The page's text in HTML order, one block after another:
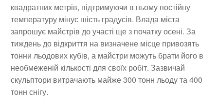
квадратних метрів, підтримуючи в ньому постійну
температуру мінус шість градусів. Влада міста
запрошує майстрів до участі ще з початку осені. За
тиждень до відкриття на визначене місце привозять
тонни льодових кубів, а майстри можуть брати його в
необмеженій кількості для своїх робіт. Зазвичай
скульптори витрачають майже 300 тонн льоду та 400
тонн снігу.